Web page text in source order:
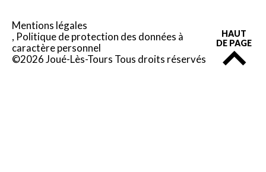
Mentions légales
Politique de protection des données à
caractère personnel
©2026 Joué-Lès-Tours Tous droits réservés
HAUT
DE PAGE